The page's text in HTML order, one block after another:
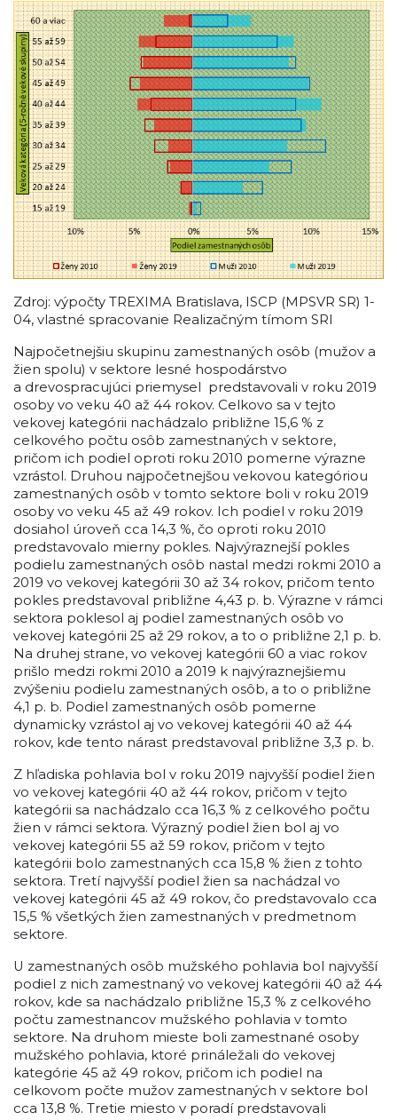
Zdroj: výpočty TREXIMA Bratislava, ISCP (MPSVR SR) 1-
04, vlastné spracovanie Realizačným tímom SRI
Najpočetnejšiu skupinu zamestnaných osôb (mužov a
žien spolu) v sektore lesné hospodárstvo
a drevospracujúci priemysel predstavovali v roku 2019
osoby vo veku 40 až 44 rokov. Celkovo sa v tejto
vekovej kategórii nachádzalo približne 15,6 % z
celkového počtu osôb zamestnaných v sektore,
pričom ich podiel oproti roku 2010 pomerne výrazne
vzrástol. Druhou najpočetnejšou vekovou kategóriou
zamestnaných osôb v tomto sektore boli v roku 2019
osoby vo veku 45 až 49 rokov. Ich podiel v roku 2019
dosiahol úroveň cca 14,3 %, čo oproti roku 2010
predstavovalo mierny pokles. Najvýraznejší pokles
podielu zamestnaných osôb nastal medzi rokmi 2010 a
2019 vo vekovej kategórii 30 až 34 rokov, pričom tento
pokles predstavoval približne 4,43 p. b. Výrazne v rámci
sektora poklesol aj podiel zamestnaných osôb vo
vekovej kategórii 25 až 29 rokov, a to o približne 2,1 p. b.
Na druhej strane, vo vekovej kategórii 60 a viac rokov
prišlo medzi rokmi 2010 a 2019 k najvýraznejšiemu
zvýšeniu podielu zamestnaných osôb, a to o približne
4,1 p. b. Podiel zamestnaných osôb pomerne
dynamicky vzrástol aj vo vekovej kategórii 40 až 44
rokov, kde tento nárast predstavoval približne 3,3 p. b.
Z hľadiska pohlavia bol v roku 2019 najvyšší podiel žien
vo vekovej kategórii 40 až 44 rokov, pričom v tejto
kategórii sa nachádzalo cca 16,3 % z celkového počtu
žien v rámci sektora. Výrazný podiel žien bol aj vo
vekovej kategórii 55 až 59 rokov, pričom v tejto
kategórii bolo zamestnaných cca 15,8 % žien z tohto
sektora. Tretí najvyšší podiel žien sa nachádzal vo
vekovej kategórii 45 až 49 rokov, čo predstavovalo cca
15,5 % všetkých žien zamestnaných v predmetnom
sektore.
U zamestnaných osôb mužského pohlavia bol najvyšší
podiel z nich zamestnaný vo vekovej kategórii 40 až 44
rokov, kde sa nachádzalo približne 15,3 % z celkového
počtu zamestnancov mužského pohlavia v tomto
sektore. Na druhom mieste boli zamestnané osoby
mužského pohlavia, ktoré prináležali do vekovej
kategórie 45 až 49 rokov, pričom ich podiel na
celkovom počte mužov zamestnaných v sektore bol
cca 13,8 %. Tretie miesto v poradí predstavovali